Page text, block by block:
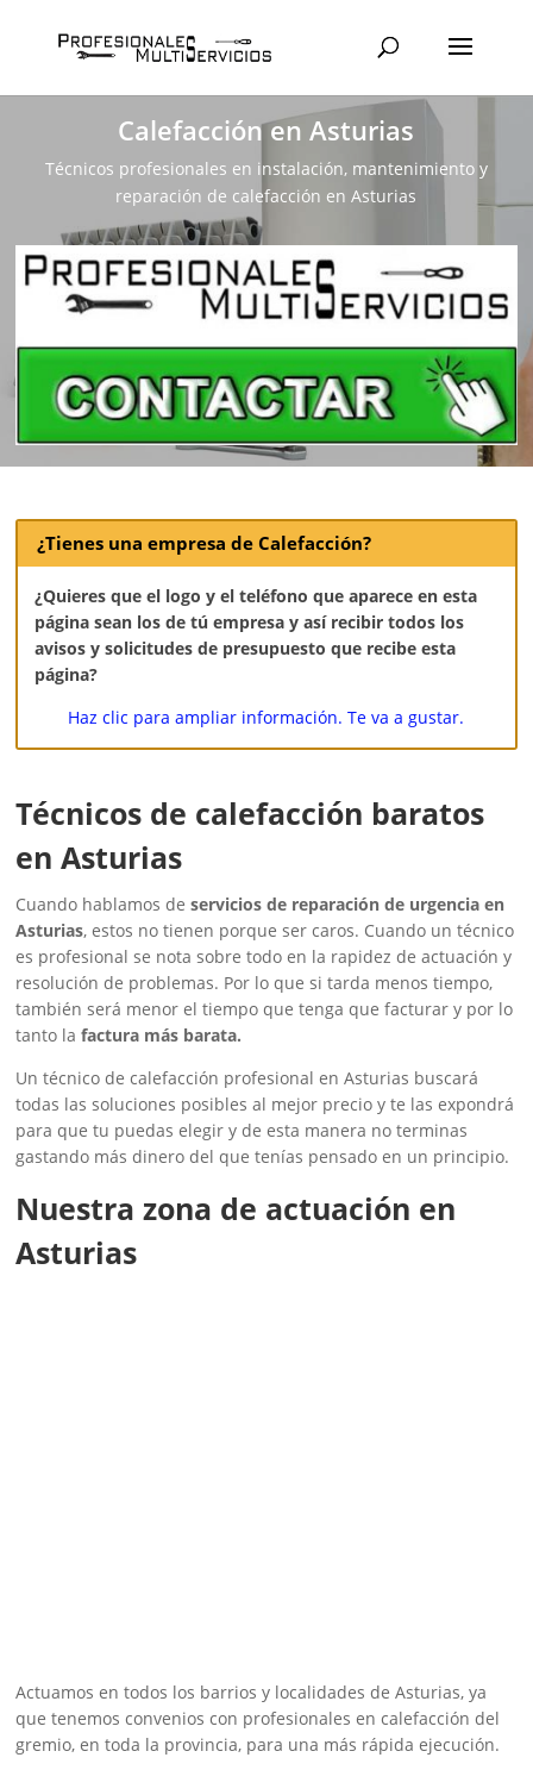
Calefacción en Asturias
Técnicos profesionales en instalación, mantenimiento y
reparación de calefacción en Asturias
¿Tienes una empresa de Calefacción?
¿Quieres que el logo y el teléfono que aparece en esta
página sean los de tú empresa y así recibir todos los
avisos y solicitudes de presupuesto que recibe esta
página?
Haz clic para ampliar información. Te va a gustar.
Técnicos de calefacción baratos
en Asturias
Cuando hablamos deservicios de reparación de urgencia en
Asturias, estos no tienen porque ser caros. Cuando un técnico
es profesional se nota sobre todo en la rapidez de actuación y
resolución de problemas. Por lo que si tarda menos tiempo,
también será menor el tiempo que tenga que facturar y por lo
tanto lafactura más barata.
Un técnico de calefacción profesional en Asturias buscará
todas las soluciones posibles al mejor precio y te las expondrá
para que tu puedas elegir y de esta manera no terminas
gastando más dinero del que tenías pensado en un principio.
Nuestra zona de actuación en
Asturias
Actuamos en todos los barrios y localidades de Asturias, ya
que tenemos convenios con profesionales en calefacción del
gremio, en toda la provincia, para una más rápida ejecución.